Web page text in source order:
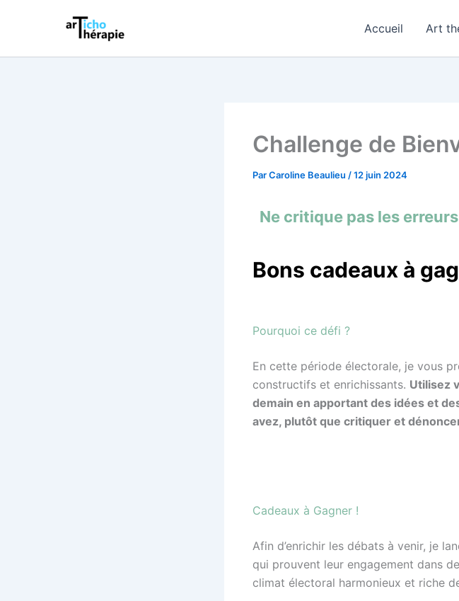
Accueil Art
Challenge de
ParCaroline Beaulieu /12 juin 2024
Ne critique pas les
Bons cadeaux à
Pourquoi ce défi ?
En cette période électorale, je vous
constructifs et enrichissants. Utilisez
demain en apportant des idées et
avez, plutôt que critiquer et
Cadeaux à Gagner !
Afin d’enrichir les débats à venir, je
qui prouvent leur engagement dans
climat électoral harmonieux et riche